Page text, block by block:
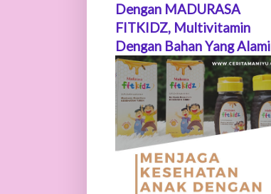
Dengan MADURASA
FITKIDZ, Multivitamin
Dengan Bahan Yang Alami